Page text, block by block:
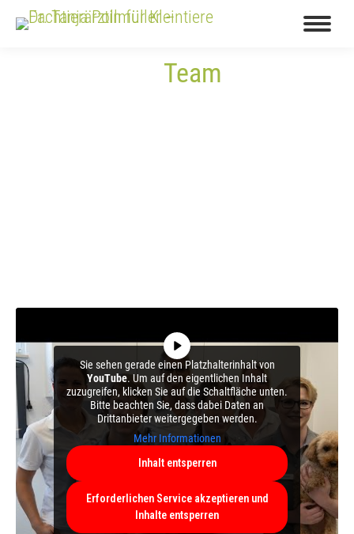
Search:
Team
Sie sehen gerade einen Platzhalterinhalt von
YouTube. Um auf den eigentlichen Inhalt
zuzugreifen, klicken Sie auf die Schaltfläche unten.
Bitte beachten Sie, dass dabei Daten an
Drittanbieter weitergegeben werden.
Mehr Informationen
Inhalt entsperren
Erforderlichen Service akzeptieren und
Inhalte entsperren